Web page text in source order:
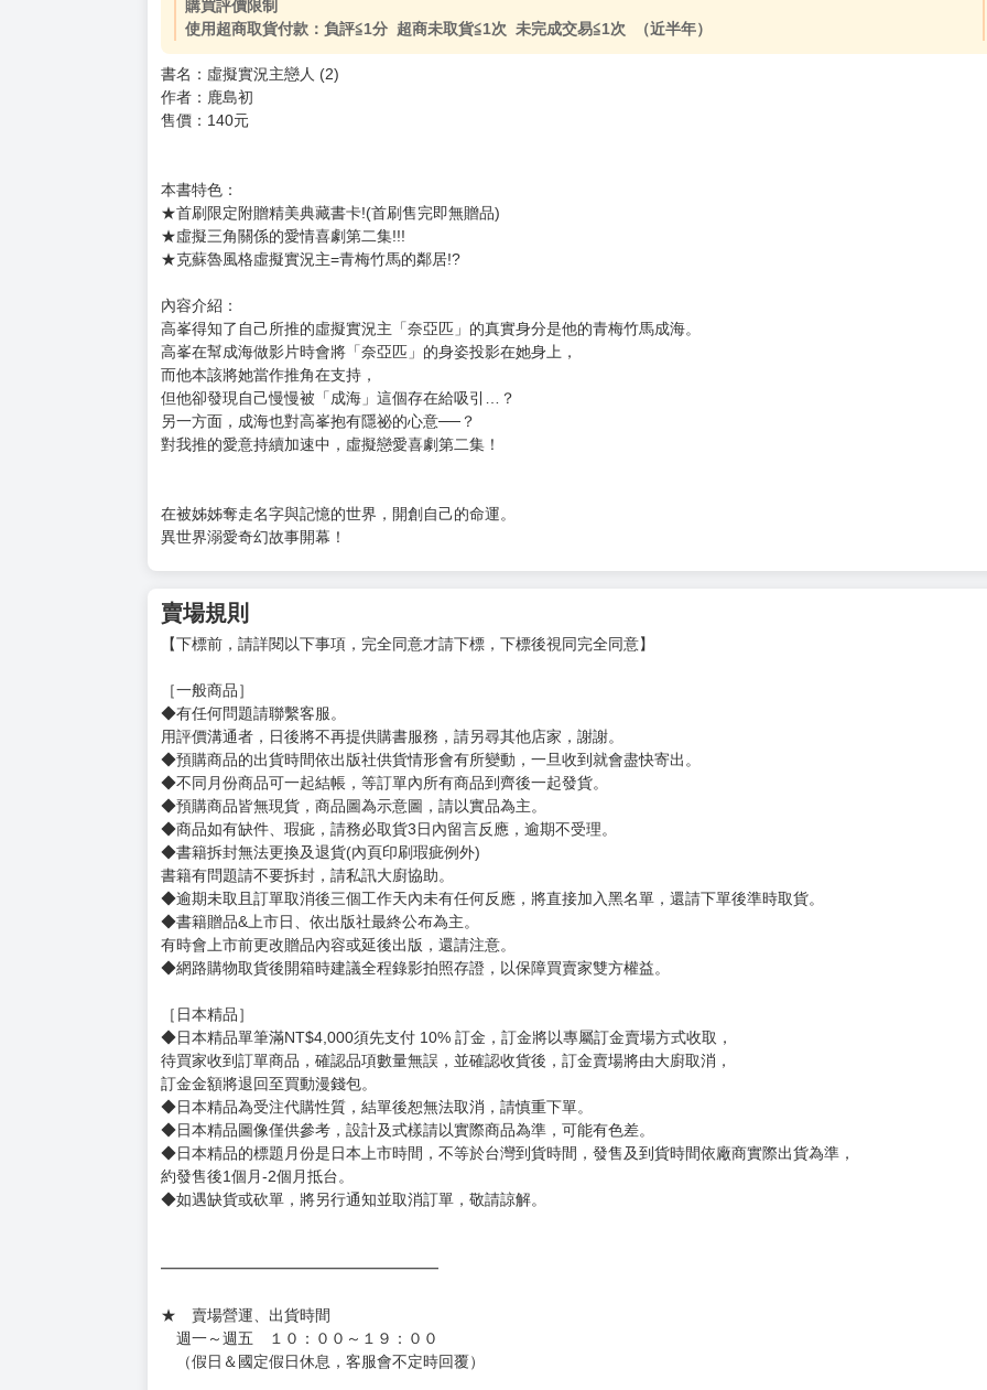
加價購 ( 共
(加購品) 買動漫★《$15元-加固紙箱包裝》
購買評價限制
使用超商取貨付款：負評≦1分 超商未取貨≦1次 未完成交易≦1次 （近半年）
書名：虛擬實況主戀人 (2)
作者：鹿島初
售價：140元
本書特色：
★首刷限定附贈精美典藏書卡!(首刷售完即無贈品)
內容介紹：
高峯在幫成海做影片時會將「奈亞匹」的身姿投影在她身上，
而他本該將她當作推角在支持，
但他卻發現自己慢慢被「成海」這個存在給吸引…？
另一方面，成海也對高峯抱有隱祕的心意──？
在被姊姊奪走名字與記憶的世界，開創自己的命運。
異世界溺愛奇幻故事開幕！
賣場規則
【下標前，請詳閱以下事項，完全同意才請下標，下標後視同完全同意】
［一般商品］
◆有任何問題請聯繫客服。
用評價溝通者，日後將不再提供購書服務，請另尋其他店家，謝謝。
◆不同月份商品可一起結帳，等訂單內所有商品到齊後一起發貨。
◆預購商品皆無現貨，商品圖為示意圖，請以實品為主。
◆商品如有缺件、瑕疵，請務必取貨3日內留言反應，逾期不受理。
◆書籍拆封無法更換及退貨(內頁印刷瑕疵例外)
書籍有問題請不要拆封，請私訊大廚協助。
◆逾期未取且訂單取消後三個工作天內未有任何反應，將直接加入黑名單，還請下單後準時取貨。
◆書籍贈品&上市日、依出版社最終公布為主。
有時會上市前更改贈品內容或延後出版，還請注意。
◆網路購物取貨後開箱時建議全程錄影拍照存證，以保障買賣家雙方權益。
訂金金額將退回至買動漫錢包。
◆日本精品為受注代購性質，結單後恕無法取消，請慎重下單。
◆日本精品圖像僅供參考，設計及式樣請以實際商品為準，可能有色差。